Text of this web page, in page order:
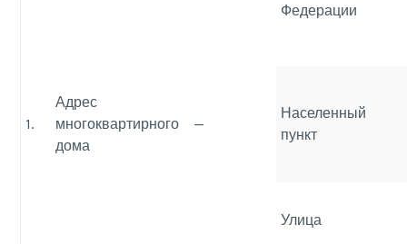
1.
Адрес
многоквартирного
дома
—
Федерации
Населенный
пункт
Улица